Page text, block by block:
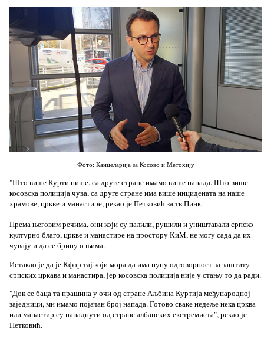
Фото: Канцеларија за Косово и Метохију
"Што више Курти пише, са друге стране имамо више напада. Што више
косовска полиција чува, са друге стране има више инцидената на наше
храмове, цркве и манастире, рекао је Петковић за тв Пинк.
Према његовим речима, они који су палили, рушили и уништавали српско
културно благо, цркве и манастире на простору КиМ, не могу сада да их
чувају и да се брину о њима.
Истакао је да је Кфор тај који мора да има пуну одговорност за заштиту
српских цркава и манастира, јер косовска полиција није у стању то да ради.
"Док се баца та прашина у очи од стране Аљбина Куртија међународној
заједници, ми имамо појачан број напада. Готово сваке недеље нека црква
или манастир су нападнути од стране албанских екстремиста", рекао је
Петковић.